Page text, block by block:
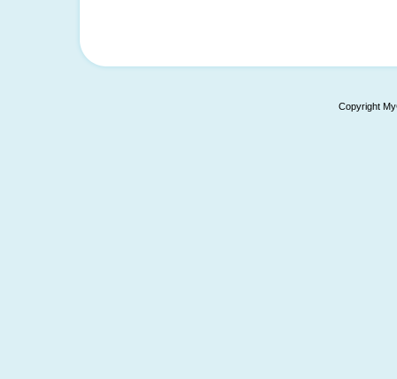
Copyright